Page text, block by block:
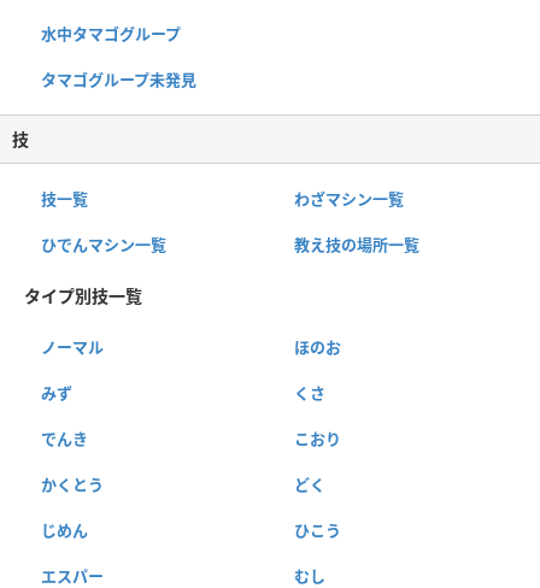
水中タマゴグループ
タマゴグループ未発見
技
技一覧 わざマシン一覧
ひでんマシン一覧 教え技の場所一覧
タイプ別技一覧
ノーマル ほのお
みず くさ
でんき こおり
かくとう どく
じめん ひこう
エスパー むし